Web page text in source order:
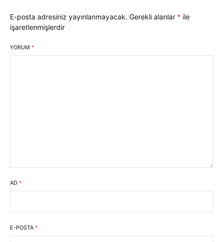
E-posta adresiniz yayınlanmayacak. Gerekli alanlar * ile
işaretlenmişlerdir
YORUM *
AD *
E-POSTA *